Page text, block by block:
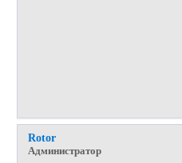
Rotor
Администратор